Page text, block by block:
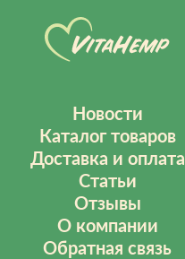
Новости
Каталог товаров
Доставка и оплата
Статьи
Отзывы
О компании
Обратная связь